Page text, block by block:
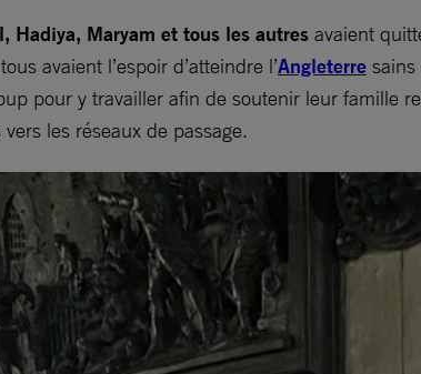
Hadiya, Maryam et tous les autres avaient
avaient l’espoir d’atteindre l’Angleterre
pour y travailler afin de soutenir leur famille
les réseaux de passage.